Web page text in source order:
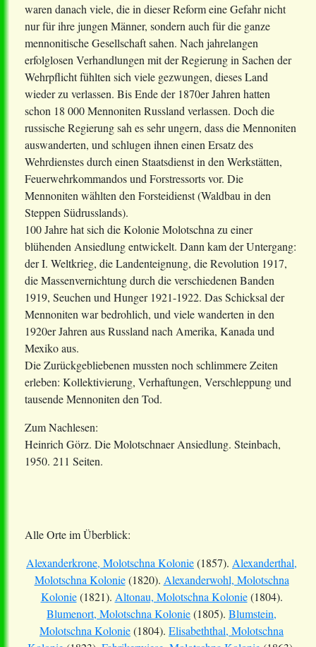
waren danach viele, die in dieser Reform eine Gefahr nicht
nur für ihre jungen Männer, sondern auch für die ganze
mennonitische Gesellschaft sahen. Nach jahrelangen
erfolglosen Verhandlungen mit der Regierung in Sachen der
Wehrpflicht fühlten sich viele gezwungen, dieses Land
wieder zu verlassen. Bis Ende der 1870er Jahren hatten
schon 18 000 Mennoniten Russland verlassen. Doch die
russische Regierung sah es sehr ungern, dass die Mennoniten
auswanderten, und schlugen ihnen einen Ersatz des
Wehrdienstes durch einen Staatsdienst in den Werkstätten,
Feuerwehrkommandos und Forstressorts vor. Die
Mennoniten wählten den Forsteidienst (Waldbau in den
Steppen Südrusslands).
100 Jahre hat sich die Kolonie Molotschna zu einer
blühenden Ansiedlung entwickelt. Dann kam der Untergang:
der I. Weltkrieg, die Landenteignung, die Revolution 1917,
die Massenvernichtung durch die verschiedenen Banden
1919, Seuchen und Hunger 1921-1922. Das Schicksal der
Mennoniten war bedrohlich, und viele wanderten in den
1920er Jahren aus Russland nach Amerika, Kanada und
Mexiko aus.
Die Zurückgebliebenen mussten noch schlimmere Zeiten
erleben: Kollektivierung, Verhaftungen, Verschleppung und
tausende Mennoniten den Tod.
Zum Nachlesen:
Heinrich Görz. Die Molotschnaer Ansiedlung. Steinbach,
1950. 211 Seiten.
Alle Orte im Überblick:
Alexanderkrone, Molotschna Kolonie(1857). Alexanderthal,
Molotschna Kolonie(1820). Alexanderwohl, Molotschna
Kolonie(1821). Altonau, Molotschna Kolonie(1804).
Blumenort, Molotschna Kolonie(1805). Blumstein,
Molotschna Kolonie(1804). Elisabeththal, Molotschna